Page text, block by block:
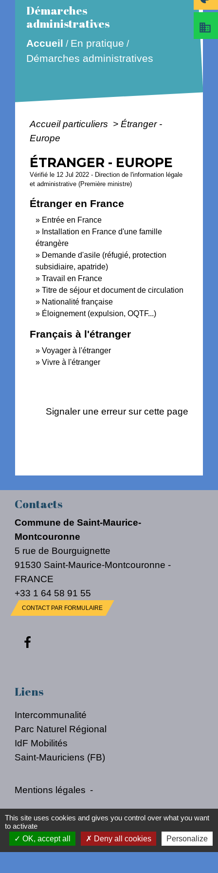
Démarches
administratives
Accueil / En pratique /
Démarches administratives
Accueil particuliers > Étranger -
Europe
ÉTRANGER - EUROPE
Vérifié le 12 Jul 2022 - Direction de l'information légale
et administrative (Première ministre)
Étranger en France
Entrée en France
Installation en France d'une famille
étrangère
Demande d'asile (réfugié, protection
subsidiaire, apatride)
Travail en France
Titre de séjour et document de circulation
Nationalité française
Éloignement (expulsion, OQTF...)
Français à l'étranger
Voyager à l'étranger
Vivre à l'étranger
Signaler une erreur sur cette page
business
Contacts
Commune de Saint-Maurice-
Montcouronne
5 rue de Bourguignette
91530 Saint-Maurice-Montcouronne -
FRANCE
+33 1 64 58 91 55
CONTACT PAR FORMULAIRE
Liens
Intercommunalité
Parc Naturel Régional
IdF Mobilités
Saint-Mauriciens (FB)
Mentions légales -
Politique de confidentialité - Accessibilité -
Plan du site - Gestion des cookies
This site uses cookies and gives you control over what you want
to activate
OK, accept all
Deny all cookies Personalize